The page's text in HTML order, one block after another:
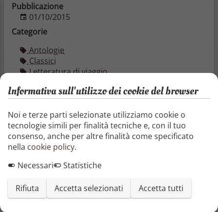
Pubblicazione
01/10/2015
Categorie
Antologie
Classici
Letteratura di viaggio
Letteratura e narrativa
Miti, saghe e leggende
Narrativa contemporanea
Narrativa religiosa e spirituale
Poesia
Saggi
Storia della letteratura e critica letteraria
Dall’ostilità razzista di Anversa al rifugio e
Informativa sull'utilizzo dei cookie del browser
Noi e terze parti selezionate utilizziamo cookie o
tecnologie simili per finalità tecniche e, con il tuo
consenso, anche per altre finalità come specificato
nella cookie policy.
Necessari
Statistiche
Rifiuta Accetta selezionati Accetta tutti